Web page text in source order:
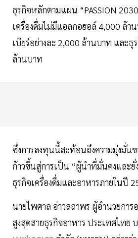
ธุรกิจหลักตามแผน “PASSION
เครื่องดื่มไม่มีแอลกอฮอล์ 4,000 ล้า
เบียร์อย่างละ 2,000 ล้านบาท และธุ
ล้านบาท
ซึ่งการลงทุนนี้สะท้อนถึงความมุ่งมั่น
ก้าวขึ้นสู่การเป็น “ผู้นำที่มั่นคงและยั่
ธุรกิจเครื่องดื่มและอาหารภายในปี
นายไพศาล อ่าวสถาพร ผู้อำนวยการ
สูงสุดสายธุรกิจอาหาร ประเทศไทย